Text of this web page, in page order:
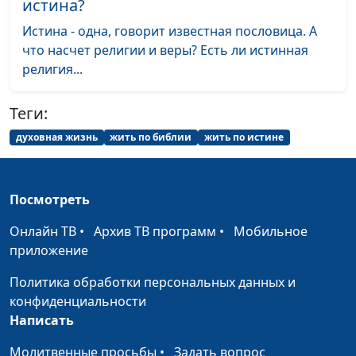
Ропот и недовольство в
жизни верующего
Юлия Синицына,
Анатолий Тарасюк,
тупика
священнослужитель
Духовный плод — какой он?
Юлия Синицына,
священнослужитель
Материальное богатство и
духовное богатство: что у
них общего
священнослужитель
истина?
Истина - одна, говорит известная пословица. А
что насчет религии и веры? Есть ли истинная
религия...
Теги:
духовная жизнь жить по библии жить по истине
Посмотреть
Онлайн ТВ • Архив ТВ программ • Мобильное
приложение
Политика обработки персональных данных и
конфиденциальности
Написать
Молитвенные просьбы • Задать вопрос